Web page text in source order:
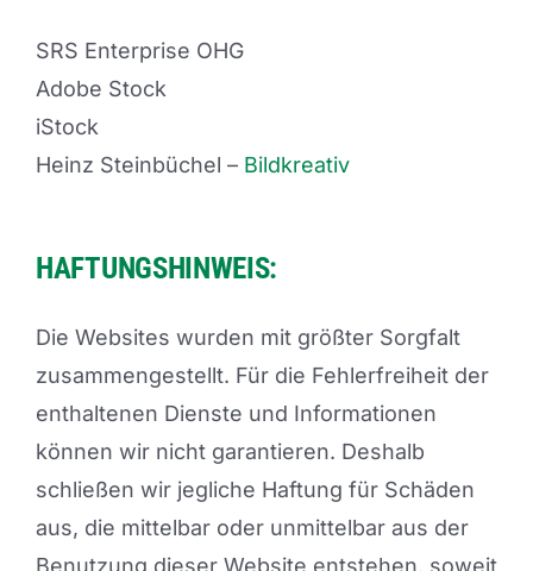
SRS Enterprise OHG
Adobe Stock
iStock
Heinz Steinbüchel – Bildkreativ
HAFTUNGSHINWEIS:
Die Websites wurden mit größter Sorgfalt
zusammengestellt. Für die Fehlerfreiheit der
enthaltenen Dienste und Informationen
können wir nicht garantieren. Deshalb
schließen wir jegliche Haftung für Schäden
aus, die mittelbar oder unmittelbar aus der
Benutzung dieser Website entstehen, soweit